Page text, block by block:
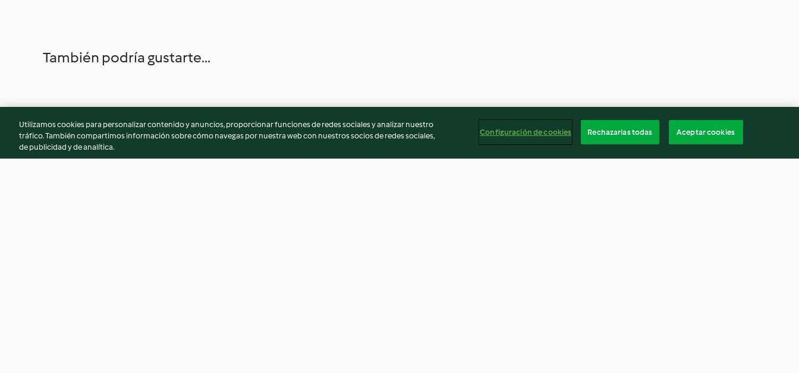
También podría gustarte...
Utilizamos cookies para personalizar contenido y anuncios, proporcionar funciones de redes sociales y analizar nuestro
tráfico. También compartimos información sobre cómo navegas por nuestra web con nuestros socios de redes sociales,
de publicidad y de analítica.
Configuración de cookies Rechazarlas todas Aceptar cookies